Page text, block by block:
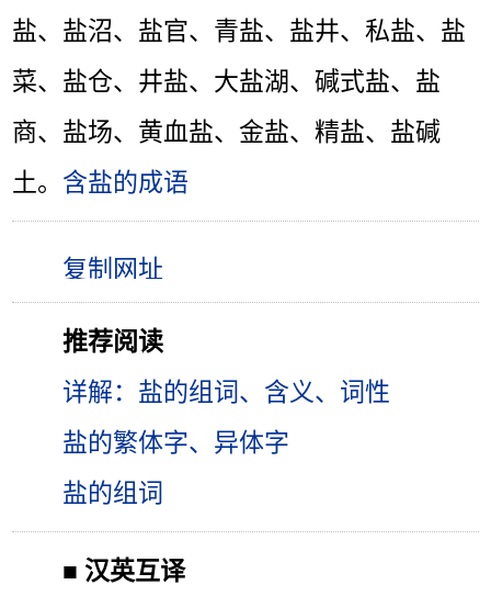
盐、盐沼、盐官、青盐、盐井、私盐、盐
菜、盐仓、井盐、大盐湖、碱式盐、盐
商、盐场、黄血盐、金盐、精盐、盐碱
土。 含盐的成语
推荐阅读
详解：盐的组词、含义、词性
盐的繁体字、异体字
盐的组词
■ 汉英互译